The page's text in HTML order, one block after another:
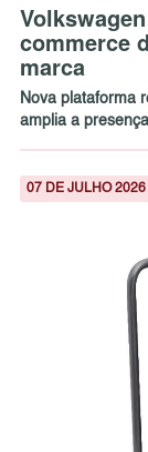
commerce
marca
Nova plataforma
amplia a
07 DE JULHO 2026